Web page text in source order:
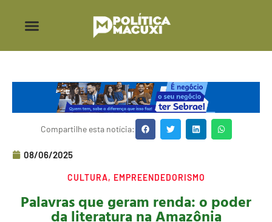
Compartilhe esta notícia:
08/06/2025
CULTURA, EMPREENDEDORISMO
Palavras que geram renda: o poder
da literatura na Amazônia